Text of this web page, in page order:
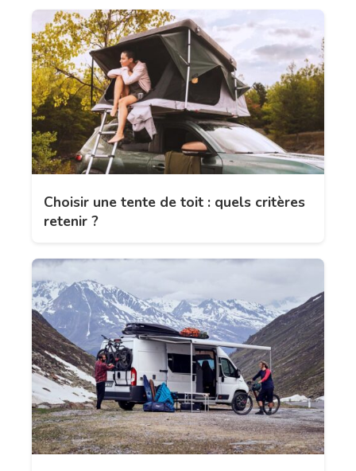
Choisir une tente de toit : quels critères
retenir ?